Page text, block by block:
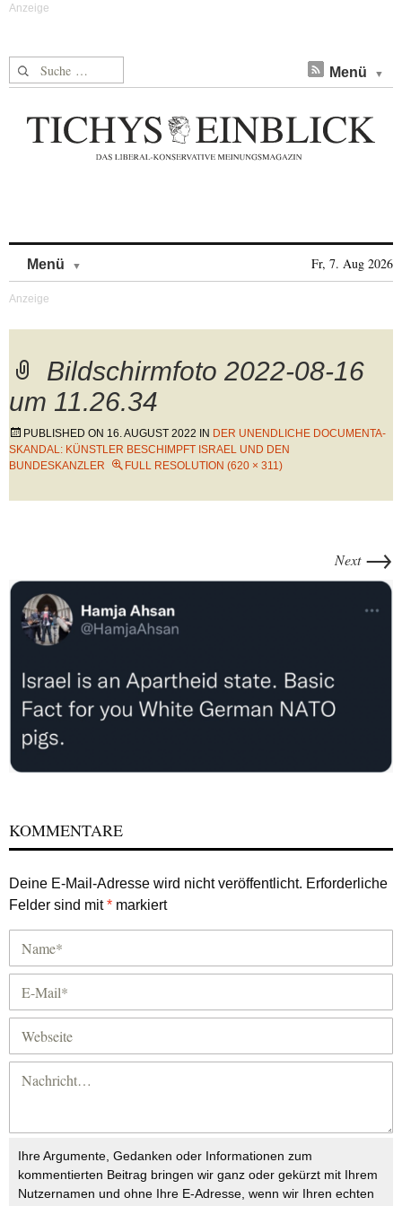
Suche nach: Menü
Menü Fr, 7. Aug 2026
Bildschirmfoto 2022-08-16
um 11.26.34
PUBLISHED ON 16. AUGUST 2022 IN DER UNENDLICHE DOCUMENTA-
SKANDAL: KÜNSTLER BESCHIMPFT ISRAEL UND DEN
BUNDESKANZLER
FULL RESOLUTION (620 × 311)
Next →
KOMMENTARE
Deine E-Mail-Adresse wird nicht veröffentlicht. Erforderliche
Felder sind mit* markiert
Ihre Argumente, Gedanken oder Informationen zum
kommentierten Beitrag bringen wir ganz oder gekürzt mit Ihrem
Nutzernamen und ohne Ihre E-Adresse, wenn wir Ihren echten